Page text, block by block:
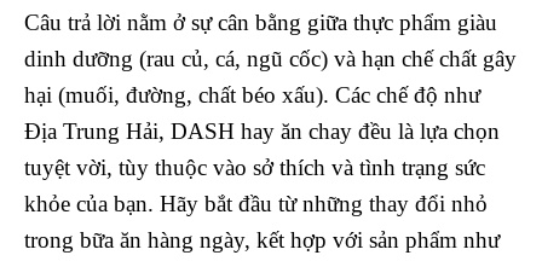
Câu trả lời nằm ở sự cân bằng giữa thực phẩm giàu
dinh dưỡng (rau củ, cá, ngũ cốc) và hạn chế chất gây
hại (muối, đường, chất béo xấu). Các chế độ như
Địa Trung Hải, DASH hay ăn chay đều là lựa chọn
tuyệt vời, tùy thuộc vào sở thích và tình trạng sức
khỏe của bạn. Hãy bắt đầu từ những thay đổi nhỏ
trong bữa ăn hàng ngày, kết hợp với sản phẩm như